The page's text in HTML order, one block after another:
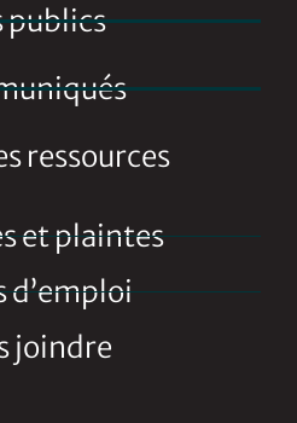
publics
ressources
et plaintes
d’emploi
joindre